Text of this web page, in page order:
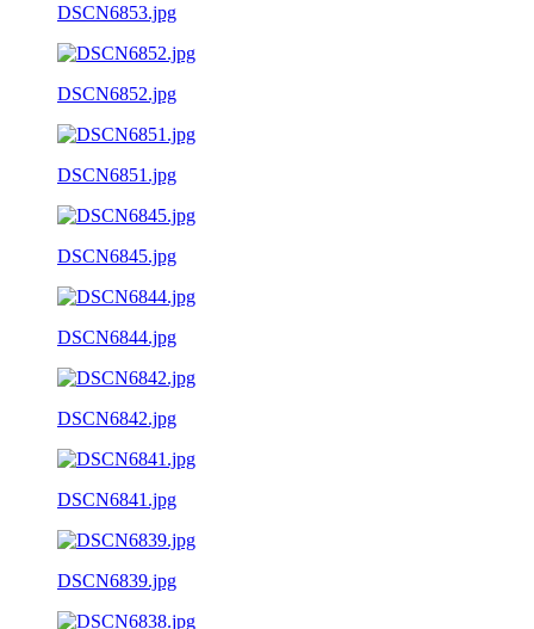
DSCN6853.jpg
DSCN6852.jpg
DSCN6851.jpg
DSCN6845.jpg
DSCN6844.jpg
DSCN6842.jpg
DSCN6841.jpg
DSCN6839.jpg